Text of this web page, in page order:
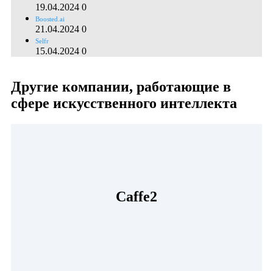
19.04.2024 0
Boosted.ai
21.04.2024 0
Selfr
15.04.2024 0
Другие компании, работающие в
сфере искусственного интеллекта
Caffe2